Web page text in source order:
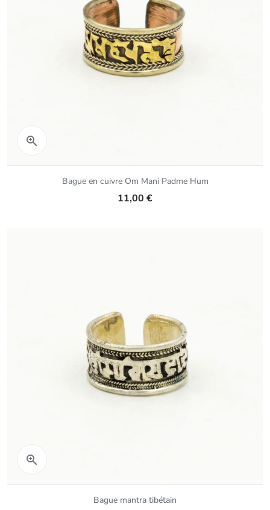

Bague en cuivre Om Mani Padme Hum
11,00 €

Bague mantra tibétain